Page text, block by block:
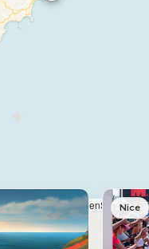
Leaflet|© OpenStreetMap
Nice